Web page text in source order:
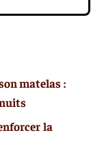
matelas :
la